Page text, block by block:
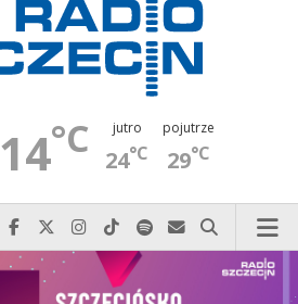
14°C jutro
24°C
pojutrze
29°C
Najlepiej po prostu do nas zadzwoń
Odwiedź nas na Facebook-u
Odwiedź nas na X
Odwiedź nas na Instagram-ie
Odwiedź nas na TikTok-u
Szukaj nas na Spotify
Wyślij do nas
Szukaj